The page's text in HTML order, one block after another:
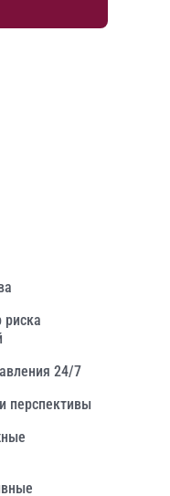
риска
24/7
перспективы